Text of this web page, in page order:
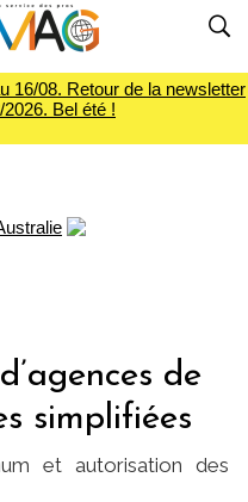
16/08. Retour de la newsletter
Bel été !
de
simplifiées
et autorisation des